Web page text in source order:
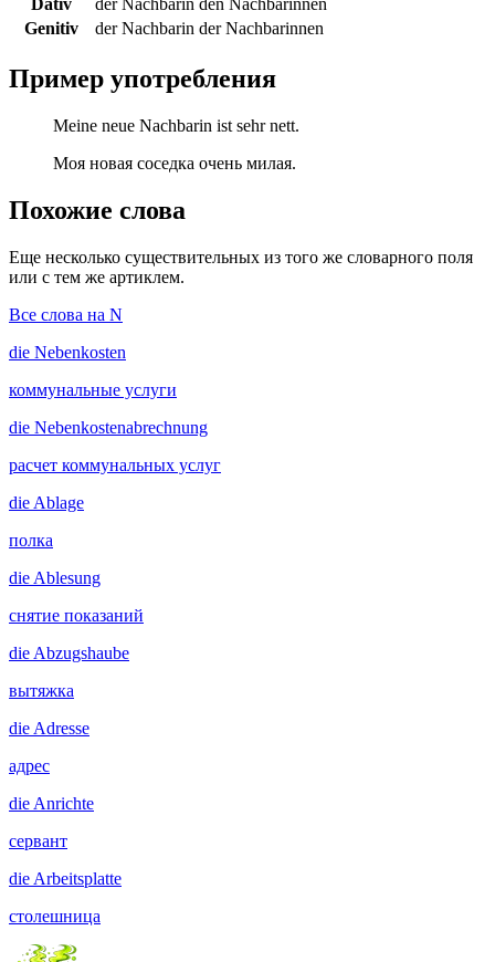
Dativ
der Nachbarin den Nachbarinnen
Genitiv
der Nachbarin der Nachbarinnen
Пример употребления
Meine neue Nachbarin ist sehr nett.
Моя новая соседка очень милая.
Похожие слова
Еще несколько существительных из того же словарного поля
или с тем же артиклем.
Все слова на N
die Nebenkosten
коммунальные услуги
die Nebenkostenabrechnung
расчет коммунальных услуг
die Ablage
полка
die Ablesung
снятие показаний
die Abzugshaube
вытяжка
die Adresse
адрес
die Anrichte
сервант
die Arbeitsplatte
столешница